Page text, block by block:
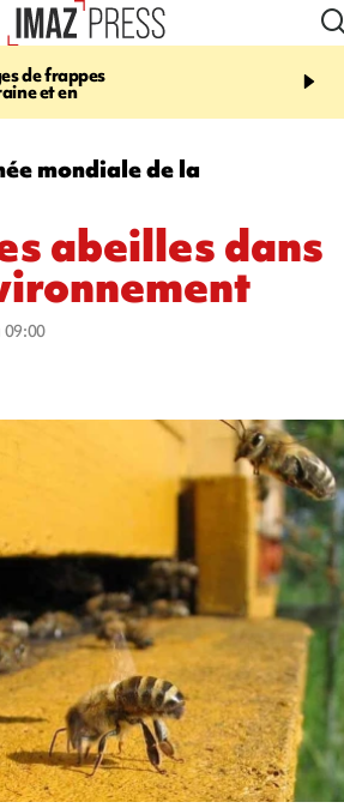
de frappes
et en
17:14
Quatre
européennes pour les
mondiale de la
abeilles dans
09:00